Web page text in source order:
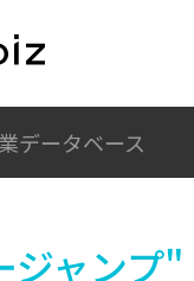
データベース
ジャンプ"